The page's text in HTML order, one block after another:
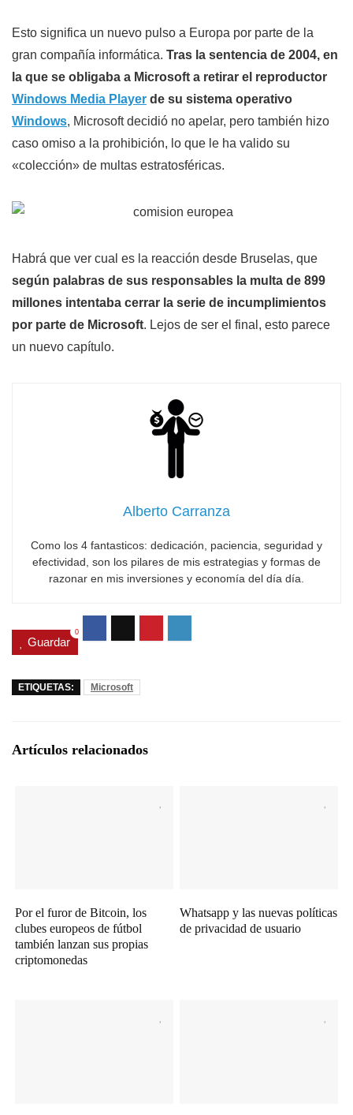
Esto significa un nuevo pulso a Europa por parte de la
gran compañía informática. Tras la sentencia de 2004, en
la que se obligaba a Microsoft a retirar el reproductor
Windows Media Player de su sistema operativo
Windows, Microsoft decidió no apelar, pero también hizo
caso omiso a la prohibición, lo que le ha valido su
«colección» de multas estratosféricas.
Habrá que ver cual es la reacción desde Bruselas, que
según palabras de sus responsables la multa de 899
millones intentaba cerrar la serie de incumplimientos
por parte de Microsoft. Lejos de ser el final, esto parece
un nuevo capítulo.
Alberto Carranza
Como los 4 fantasticos: dedicación, paciencia, seguridad y
efectividad, son los pilares de mis estrategias y formas de
razonar en mis inversiones y economía del día día.
Guardar
0
ETIQUETAS: Microsoft
Artículos relacionados
Por el furor de Bitcoin, los
clubes europeos de fútbol
también lanzan sus propias
criptomonedas
Whatsapp y las nuevas políticas
de privacidad de usuario